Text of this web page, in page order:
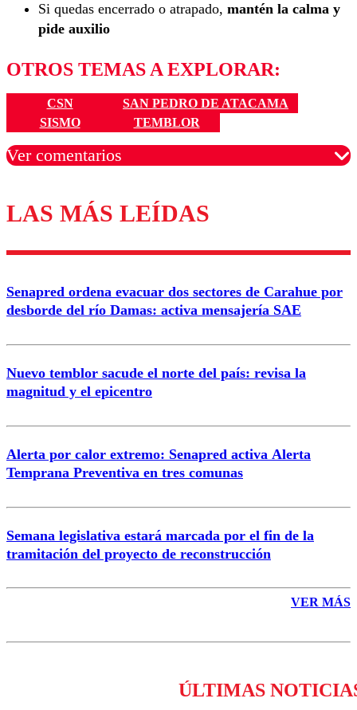
Si quedas encerrado o atrapado, mantén la calma y
pide auxilio
OTROS TEMAS A EXPLORAR:
CSN
SAN PEDRO DE ATACAMA
SISMO
TEMBLOR
Ver comentarios
Los comentarios son moderados para garantizar un
diálogo respetuoso.
Correo
LAS MÁS LEÍDAS
Senapred ordena evacuar dos sectores de Carahue por
desborde del río Damas: activa mensajería SAE
Nuevo temblor sacude el norte del país: revisa la
magnitud y el epicentro
Alerta por calor extremo: Senapred activa Alerta
Temprana Preventiva en tres comunas
Semana legislativa estará marcada por el fin de la
tramitación del proyecto de reconstrucción
VER MÁS
ÚLTIMAS